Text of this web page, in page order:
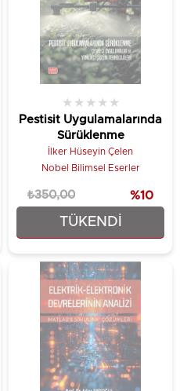
TÜKENDI
Pestisit Uygulamalarında
Sürüklenme
★ ★ ★ ★ ★
İlker Hüseyin Çelen
Nobel Bilimsel Eserler
₺315,00
₺350,00 %10